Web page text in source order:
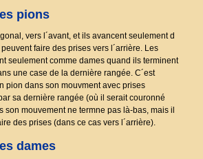
pions
vers l´avant, et ils avancent seulement d
faire des prises vers l´arrière. Les
seulement comme dames quand ils terminent
une case de la dernière rangée. C´est
pion dans son mouvment avec prises
sa dernière rangée (où il serait couronné
son mouvement ne termne pas là-bas, mais il
des prises (dans ce cas vers l´arrière).
dames